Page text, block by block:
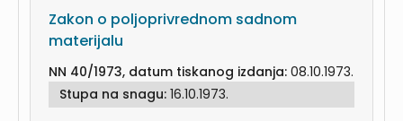
Zakon o poljoprivrednom sadnom
materijalu
NN 40/1973, datum tiskanog izdanja: 08.10.1973.
Stupa na snagu: 16.10.1973.